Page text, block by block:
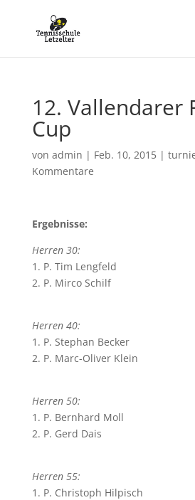
12. Vallendarer
Cup
von admin | Feb. 10, 2015|
Kommentare
Ergebnisse:
Herren 30:
1. P. Tim Lengfeld
2. P. Mirco Schilf
Herren 40:
1. P. Stephan Becker
2. P. Marc-Oliver Klein
Herren 50:
1. P. Bernhard Moll
2. P. Gerd Dais
Herren 55:
1. P. Christoph Hilpisch